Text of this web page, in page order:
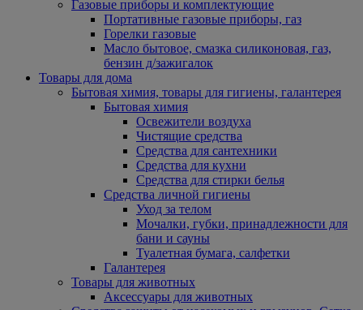
Газовые приборы и комплектующие
Портативные газовые приборы, газ
Горелки газовые
Масло бытовое, смазка силиконовая, газ,
бензин д/зажигалок
Товары для дома
Бытовая химия, товары для гигиены, галантерея
Бытовая химия
Освежители воздуха
Чистящие средства
Средства для сантехники
Средства для кухни
Средства для стирки белья
Средства личной гигиены
Уход за телом
Мочалки, губки, принадлежности для
бани и сауны
Туалетная бумага, салфетки
Галантерея
Товары для животных
Аксессуары для животных